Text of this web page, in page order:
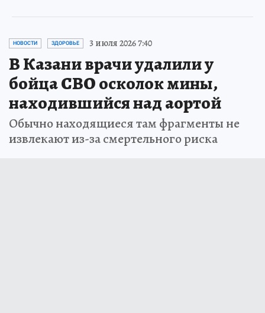
НОВОСТИ ЗДОРОВЬЕ 3 июля 2026 7:40
В Казани врачи удалили у
бойца СВО осколок мины,
находившийся над аортой
Обычно находящиеся там фрагменты не
извлекают из-за смертельного риска